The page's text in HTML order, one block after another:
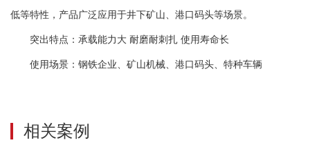
低等特性，产品广泛应用于井下矿山、港口码头等场景。
突出特点：承载能力大 耐磨耐刺扎 使用寿命长
使用场景：钢铁企业、矿山机械、港口码头、特种车辆
相关案例